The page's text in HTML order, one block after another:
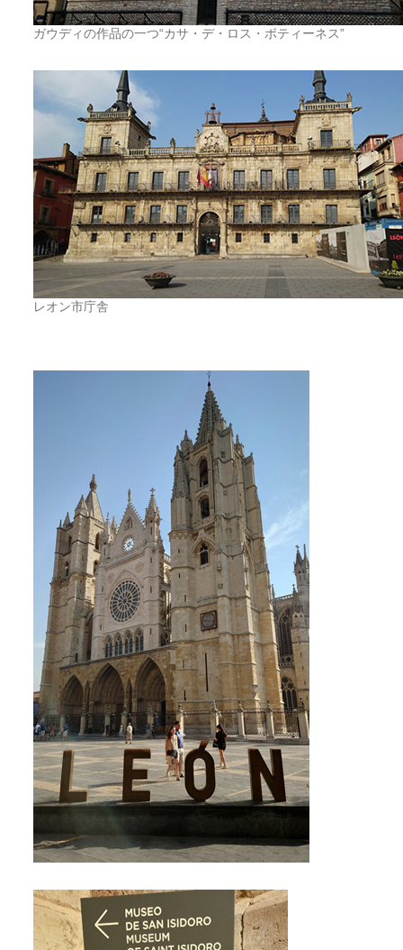
ガウディの作品の一つ“カサ・デ・ロス・ボティーネス”
レオン市庁舎